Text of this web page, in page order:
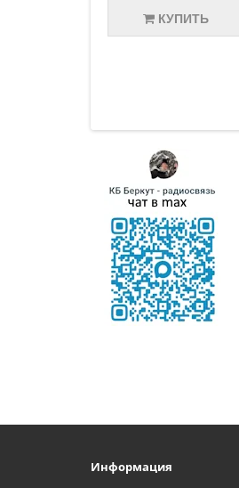
25000.00р.
Информация